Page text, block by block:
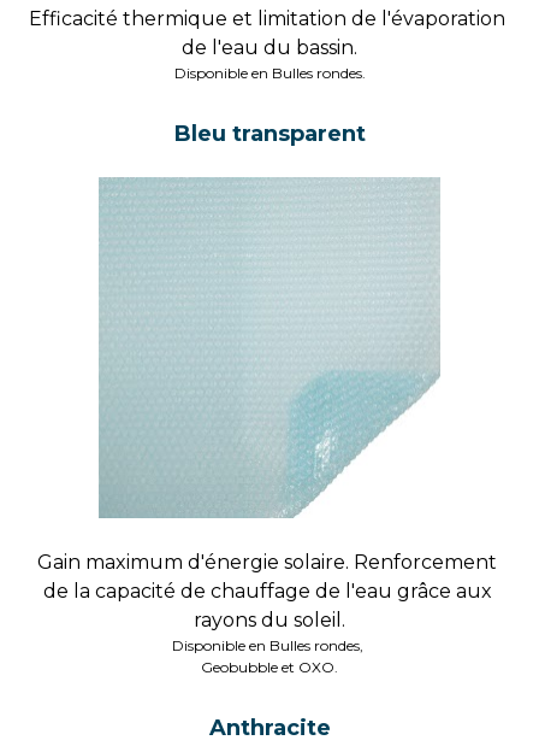
Efficacité thermique et limitation de l'évaporation
de l'eau du bassin.
Disponible en Bulles rondes.
Bleu transparent
Gain maximum d'énergie solaire. Renforcement
de la capacité de chauffage de l'eau grâce aux
rayons du soleil.
Disponible en Bulles rondes,
Geobubble et OXO.
Anthracite